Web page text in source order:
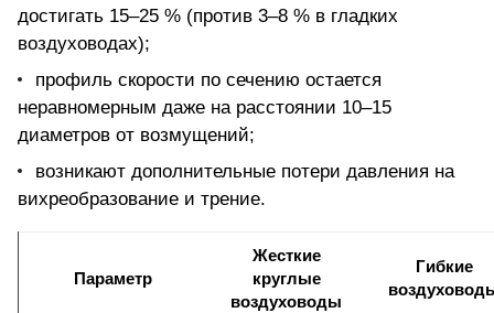
достигать 15–25 % (против 3–8 % в гладких
воздуховодах);
профиль скорости по сечению остается
неравномерным даже на расстоянии 10–15
диаметров от возмущений;
возникают дополнительные потери давления на
вихреобразование и трение.
Параметр
Жесткие
круглые
воздуховоды
Гибкие